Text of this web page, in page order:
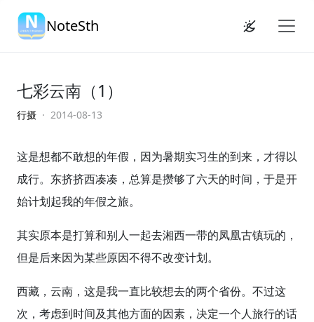
NoteSth
七彩云南（1）
行摄 · 2014-08-13
这是想都不敢想的年假，因为暑期实习生的到来，才得以
成行。东挤挤西凑凑，总算是攒够了六天的时间，于是开
始计划起我的年假之旅。
其实原本是打算和别人一起去湘西一带的凤凰古镇玩的，
但是后来因为某些原因不得不改变计划。
西藏，云南，这是我一直比较想去的两个省份。不过这
次，考虑到时间及其他方面的因素，决定一个人旅行的话